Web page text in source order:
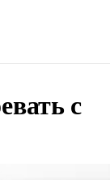
с